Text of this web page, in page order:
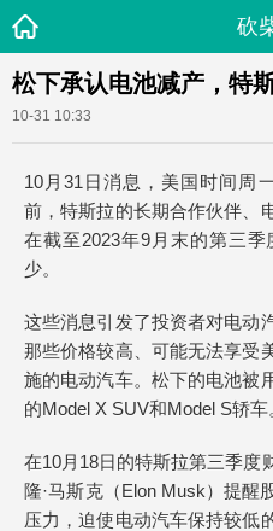
砍
松下承认电池减产，特
10-31 10:33
10月31日消息，美国时间周
前，特斯拉的长期合作伙伴、
在截至2023年9月末的第三
少。
这些消息引发了投资者对电动
那些价格较高、可能无法享受
施的电动汽车。松下的电池被
的Model X SUV和Model S轿车
在10月18日的特斯拉第三季度
隆·马斯克（Elon Musk）提醒
压力，迫使电动汽车保持较低